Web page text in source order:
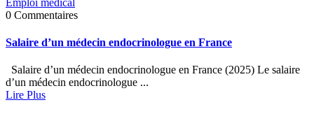
0 Commentaires
Salaire d’un médecin endocrinologue en France
Salaire d’un médecin endocrinologue en France (2025) Le salaire
d’un médecin endocrinologue ...
Lire Plus